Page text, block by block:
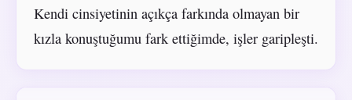
Kendi cinsiyetinin açıkça farkında olmayan bir
kızla konuştuğumu fark ettiğimde, işler garipleşti.